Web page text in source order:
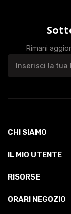
Rimani
CHI SIAMO
IL MIO UTENTE
RISORSE
ORARI NEGOZIO